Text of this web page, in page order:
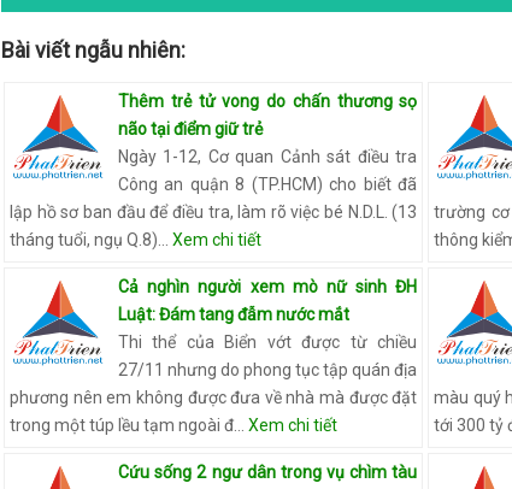
Bài viết ngẫu nhiên:
Thêm trẻ tử vong do chấn thương sọ
não tại điểm giữ trẻ
Ngày 1-12, Cơ quan Cảnh sát điều tra
Công an quận 8 (TP.HCM) cho biết đã
lập hồ sơ ban đầu để điều tra, làm rõ việc bé N.D.L. (13
tháng tuổi, ngụ Q.8)…
Xem chi tiết
trường
thông
Cả nghìn người xem mò nữ sinh ĐH
Luật: Đám tang đẫm nước mắt
Thi thể của Biển vớt được từ chiều
27/11 nhưng do phong tục tập quán địa
phương nên em không được đưa về nhà mà được đặt
trong một túp lều tạm ngoài đ…
Xem chi tiết
màu quý
tới 300 tỷ
Cứu sống 2 ngư dân trong vụ chìm tàu